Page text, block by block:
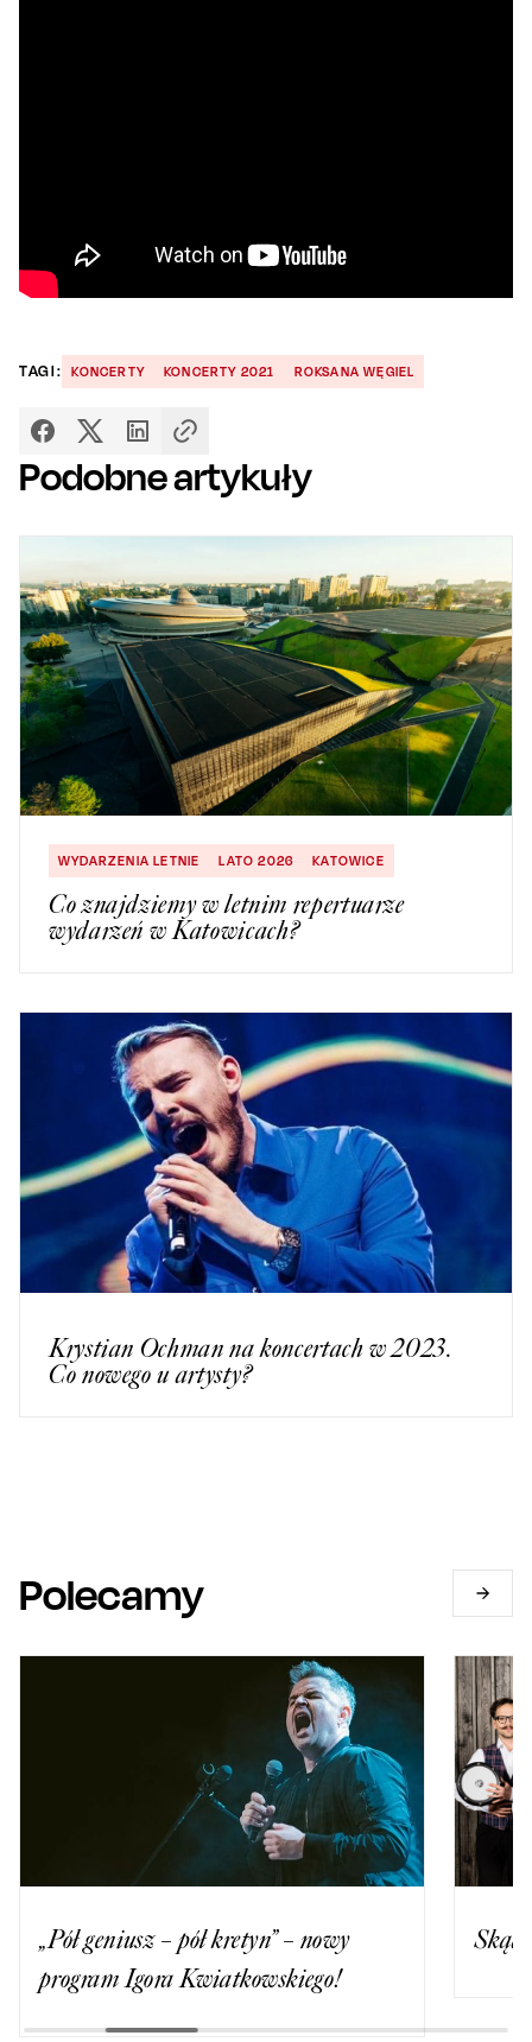
TAGI: KONCERTY KONCERTY 2021 ROKSANA WĘGIEL
Podobne artykuły
WYDARZENIA LETNIE LATO 2026 KATOWICE
Co znajdziemy w letnim repertuarze
wydarzeń w Katowicach?
Krystian Ochman na koncertach w 2023.
Co nowego u artysty?
Polecamy
„Pół geniusz – pół kretyn” – nowy
program Igora Kwiatkowskiego!
Skąd